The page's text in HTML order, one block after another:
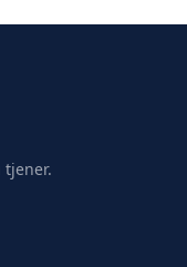
tjener.